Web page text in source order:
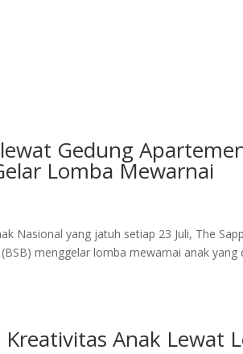
Gedung
Lomba Mewarnai
Nasional yang jatuh setiap 23 Juli, The
menggelar lomba mewarnai anak
Anak Lewat